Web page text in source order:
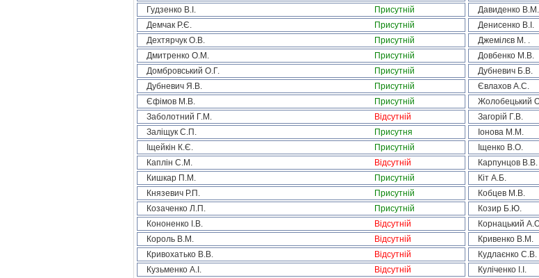
Гудзенко В.І.
Присутній Давиденко В.М.
Демчак Р.Є.
Присутній Денисенко В.І.
Дехтярчук О.В.
Присутній Джемілєв М. .
Дмитренко О.М.
Присутній Довбенко М.В.
Домбровський О.Г.
Присутній Дубневич Б.В.
Дубневич Я.В.
Присутній Євлахов А.С.
Єфімов М.В.
Присутній Жолобецький
Заболотний Г.М.
Відсутній Загорій Г.В.
Заліщук С.П.
Присутня Іонова М.М.
Іщейкін К.Є.
Присутній Іщенко В.О.
Каплін С.М.
Відсутній Карпунцов В.В.
Кишкар П.М.
Присутній Кіт А.Б.
Князевич Р.П.
Присутній Кобцев М.В.
Козаченко Л.П.
Присутній Козир Б.Ю.
Кононенко І.В.
Відсутній Корнацький
Король В.М.
Відсутній Кривенко В.М.
Кривохатько В.В.
Відсутній Кудлаєнко С.В.
Кузьменко А.І.
Відсутній Куліченко І.І.